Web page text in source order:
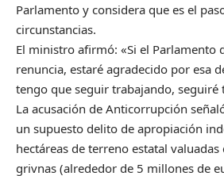
Parlamento y considera que es el
circunstancias.
El ministro afirmó: «Si el Parlamento
renuncia, estaré agradecido por esa
tengo que seguir trabajando, seguiré
La acusación de Anticorrupción
un supuesto delito de apropiación
hectáreas de terreno estatal
grivnas (alrededor de 5 millones de